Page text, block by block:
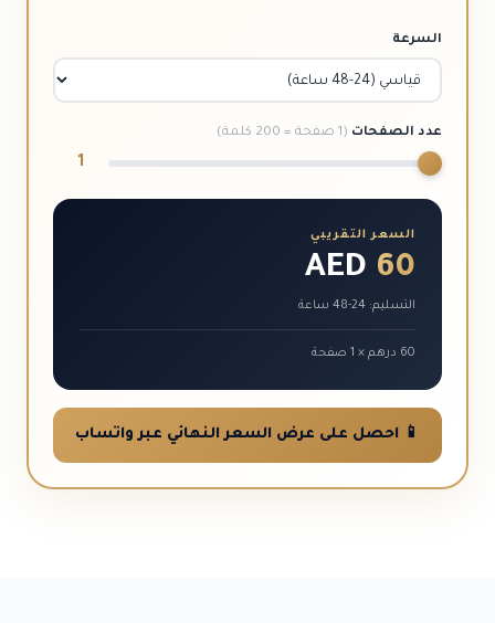
السرعة
عدد الصفحات (1 صفحة = 200 كلمة)
1
السعر التقريبي
AED 60
التسليم: 24-48 ساعة
60 درهم × 1 صفحة
📱 احصل على عرض السعر النهائي عبر واتساب